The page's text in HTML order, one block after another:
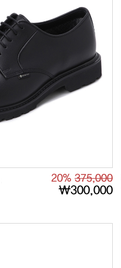
20% 375,000
₩300,000